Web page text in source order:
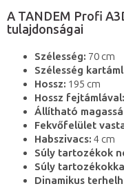
A TANDEM Profi
tulajdonságai
Szélesség: 70 cm
Szélesség
Hossz: 195 cm
Hossz fejtámlával:
Állítható
Fekvőfelület
Habszivacs: 4 cm
Súly tartozékok
Súly
Dinamikus